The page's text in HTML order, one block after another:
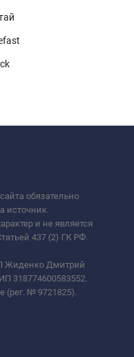
обязательно
источник.
и не является
437 (2) ГК РФ.
Жиденко Дмитрий
318774600583552.
(рег. № 9721825).